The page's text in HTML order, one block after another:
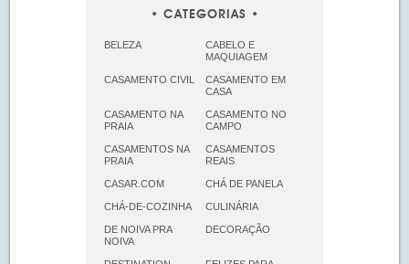
CATEGORIAS
BELEZA
CABELO E
MAQUIAGEM
CASAMENTO CIVIL
CASAMENTO EM
CASA
CASAMENTO NA
PRAIA
CASAMENTO NO
CAMPO
CASAMENTOS NA
PRAIA
CASAMENTOS
REAIS
CASAR.COM CHÁ DE PANELA
CHÁ-DE-COZINHA CULINÁRIA
DE NOIVA PRA
NOIVA
DECORAÇÃO